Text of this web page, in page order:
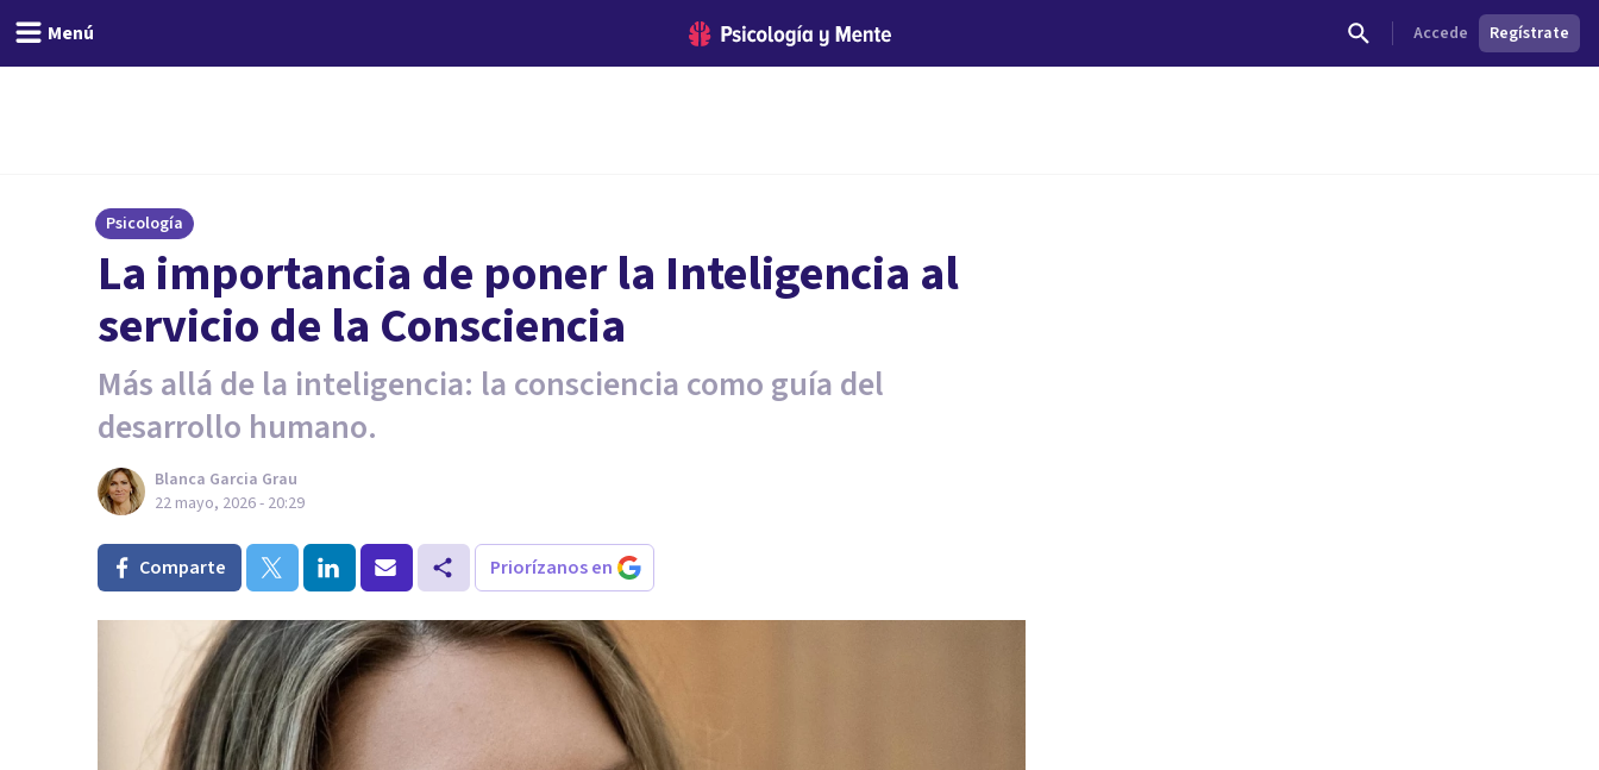
Menú Accede Regístrate
Psicología
La importancia de poner la Inteligencia al
servicio de la Consciencia
Más allá de la inteligencia: la consciencia como guía del
desarrollo humano.
Blanca Garcia Grau
22 mayo, 2026 - 20:29
Comparte Priorízanos en